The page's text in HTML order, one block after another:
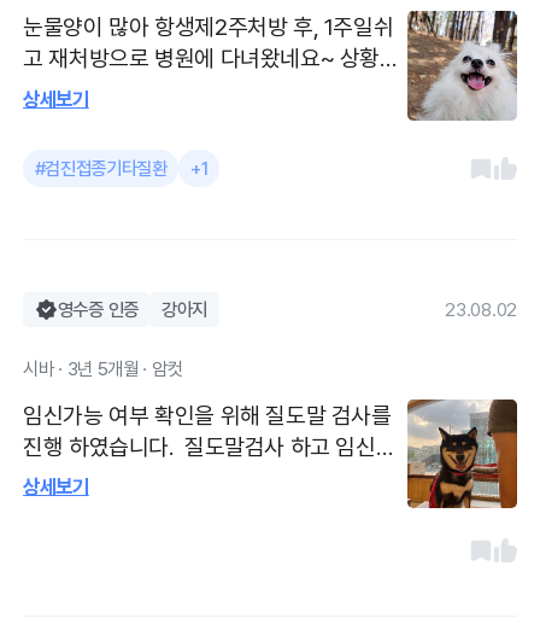
눈물양이 많아 항생제2주처방 후, 1주일쉬
고 재처방으로 병원에 다녀왔네요~ 상황설
명도 친절하게 해주셔서 더욱 믿음이가네요
약도 바르고 왔답니다 친절한 설명과함께
편하게 진료볼 수 있답니다
상세보기
#검진접종기타질환 +1
영수증 인증 강아지 23.08.02
시바 · 3년 5개월 · 암컷
임신가능 여부 확인을 위해 질도말 검사를
진행 하였습니다. 질도말검사 하고 임신이
가능한지에 대한 내용을 확인했습니다. 항
상세보기